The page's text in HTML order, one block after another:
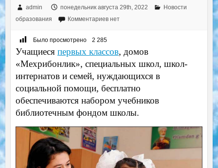
admin понедельник августа 29th, 2022
Новости
образования
Комментариев нет
Было просмотрено 2 285
Учащиеся первых классов, домов
«Мехрибонлик», специальных школ, школ-
интернатов и семей, нуждающихся в
социальной помощи, бесплатно
обеспечиваются набором учебников
библиотечным фондом школы.